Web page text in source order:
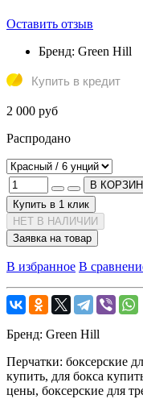
Оставить отзыв
Бренд: Green Hill
Купить в кредит
2 000 руб
Распродано
В
Купить в 1 клик
НЕТ В НАЛИЧИИ
Заявка на товар
В избранное В
Бренд: Green Hill
Перчатки: боксерские
купить, для бокса
цены, боксерские для